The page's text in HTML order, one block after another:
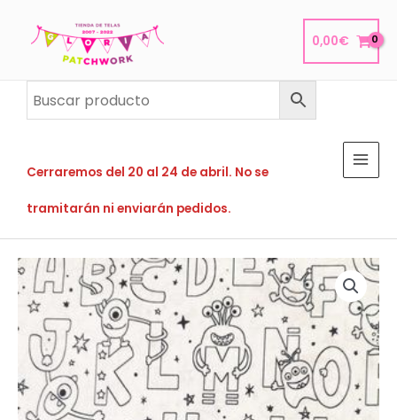
0,00€
Cerraremos del 20 al 24 de abril. No se
tramitarán ni enviarán pedidos.